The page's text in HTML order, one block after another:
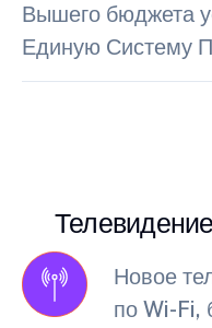
Вышего бюджета
Единую Систему
Новое
по Wi-Fi,